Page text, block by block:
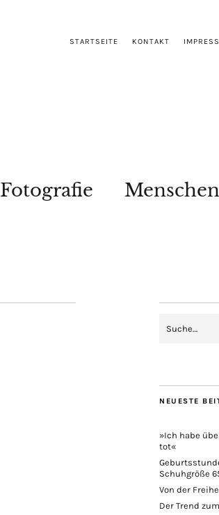
STARTSEITE KONTAKT
Fotografie Menschen
NEUESTE
»Ich habe
tot«
Schuhgröße
Von der
Der Trend